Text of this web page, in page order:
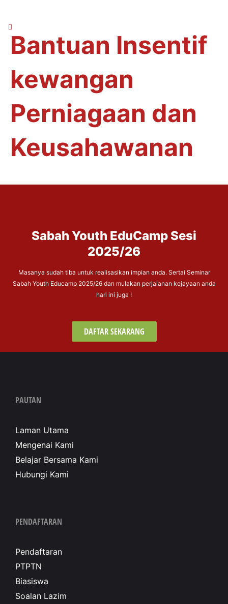
Bantuan Insentif
kewangan
Perniagaan dan
Keusahawanan
Sabah Youth EduCamp Sesi
2025/26
Masanya sudah tiba untuk realisasikan impian anda. Sertai Seminar
Sabah Youth Educamp 2025/26 dan mulakan perjalanan kejayaan anda
hari ini juga !
DAFTAR SEKARANG
PAUTAN
Laman Utama
Mengenai Kami
Belajar Bersama Kami
Hubungi Kami
PENDAFTARAN
Pendaftaran
PTPTN
Biasiswa
Soalan Lazim